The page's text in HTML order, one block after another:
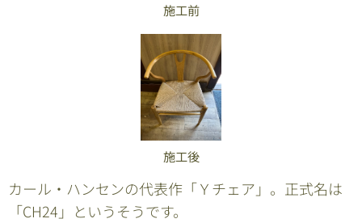
施工前
施工後
カール・ハンセンの代表作「Ｙチェア」。正式名は
「CH24」というそうです。